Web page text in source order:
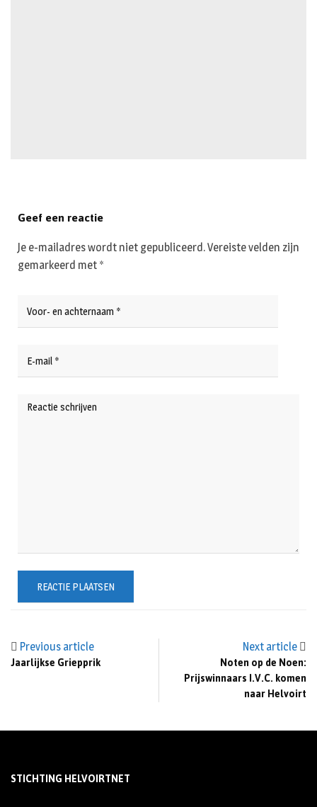
Previous article
Jaarlijkse Griepprik
Next article
Noten op de Noen:
Prijswinnaars I.V.C. komen
naar Helvoirt
Geef een reactie
Je e-mailadres wordt niet gepubliceerd.Vereiste velden zijn
gemarkeerd met *
STICHTING HELVOIRTNET